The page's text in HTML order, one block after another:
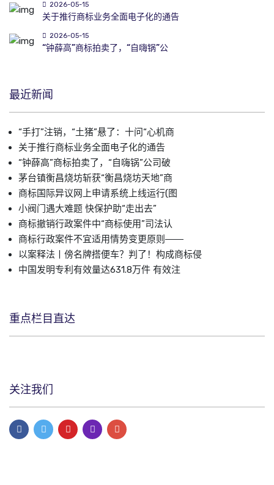
2026-05-15
关于推行商标业务全面电子化的通告
2026-05-15
“钟薛高”商标拍卖了，“自嗨锅”公
最近新闻
“手打”注销，“土猪”悬了：十问“心机商
关于推行商标业务全面电子化的通告
“钟薛高”商标拍卖了，“自嗨锅”公司破
茅台镇衡昌烧坊斩获“衡昌烧坊天地”商
商标国际异议网上申请系统上线运行(图
小阀门遇大难题 快保护助“走出去”
商标撤销行政案件中“商标使用”司法认
商标行政案件不宜适用情势变更原则――
以案释法丨傍名牌搭便车？判了！构成商标侵
中国发明专利有效量达631.8万件 有效注
重点栏目直达
关注我们